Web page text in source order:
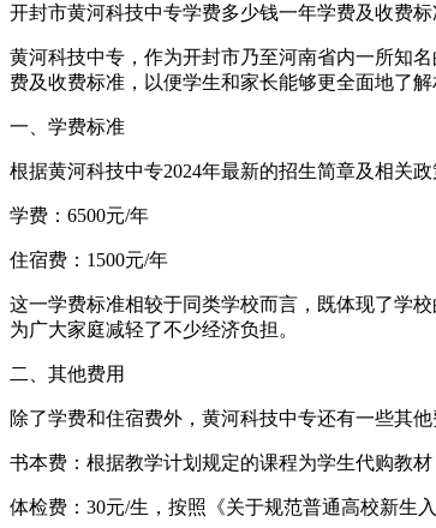
开封市黄河科技中专学费多少钱一年学费及收费标
黄河科技中专，作为开封市乃至河南省内一所知
费及收费标准，以便学生和家长能够更全面地了解
一、学费标准
根据黄河科技中专2024年最新的招生简章及相关政
学费：6500元/年
住宿费：1500元/年
这一学费标准相较于同类学校而言，既体现了学
为广大家庭减轻了不少经济负担。
二、其他费用
除了学费和住宿费外，黄河科技中专还有一些其他
书本费：根据教学计划规定的课程为学生代购教
体检费：30元/生，按照《关于规范普通高校新生